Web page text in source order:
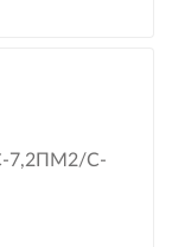
7,2ПМ2/C-